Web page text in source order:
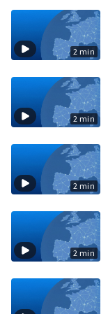
2 min
2 min
2 min
2 min